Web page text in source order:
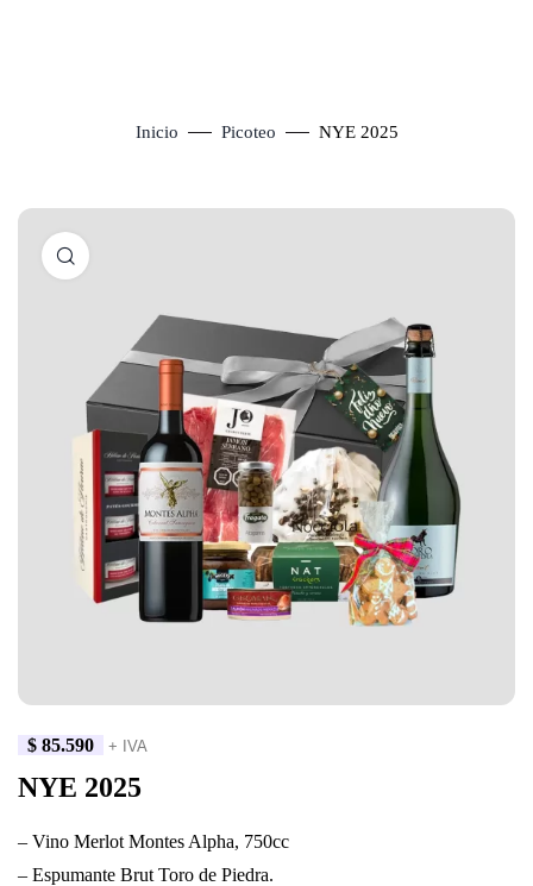
Inicio Picoteo NYE 2025
$ 85.590 + IVA
NYE 2025
– Vino Merlot Montes Alpha, 750cc
– Espumante Brut Toro de Piedra.